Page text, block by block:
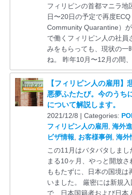
フィリピンの首都マニラ地
日〜20日の予定で再度
Community Quarantine）
で働くフィリピン人の社員
みをもらっても、現状の一
ね。 昨年10月〜12月の間、
【フィリピン人の雇用】
悪夢ふたたび。今のうち
について解説します。
2021/12/8 | Categories:
フィリピン人の雇用
海外
ビザ情報
お客様事例
海外
この11月はバタバタしま
まる10ヶ月、やっと開放
ももたずに、日本の国境は
いました。 厳密には新規
で、日本国籍者および日本